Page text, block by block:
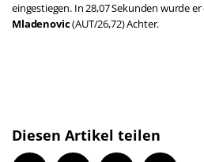
eingestiegen. In 28,07 Sekunden wurde
Mladenovic(AUT/26,72) Achter.
Diesen Artikel teilen